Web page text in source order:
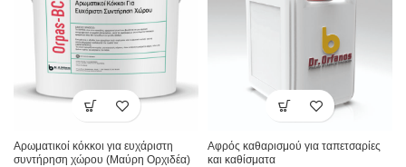
Αρωματικοί κόκκοι για ευχάριστη
συντήρηση χώρου (Μαύρη Ορχιδέα)
Αφρός καθαρισμού για ταπετσαρίες
και καθίσματα